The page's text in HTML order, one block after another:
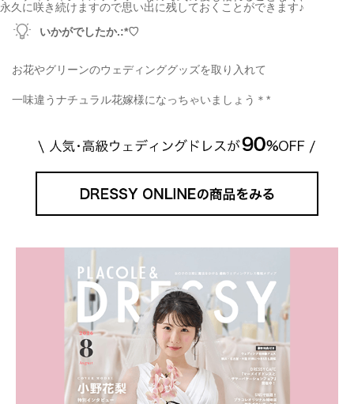
永久に咲き続けますので思い出に残しておくことができます♪
いかがでしたか.:*♡
お花やグリーンのウェディンググッズを取り入れて
一味違うナチュラル花嫁様になっちゃいましょう＊ *